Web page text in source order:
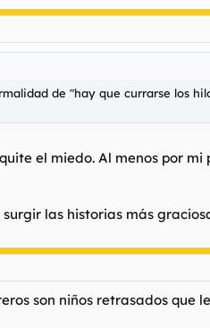
de "hay que currarse los
quite el miedo. Al menos por
surgir las historias más
son niños retrasados que